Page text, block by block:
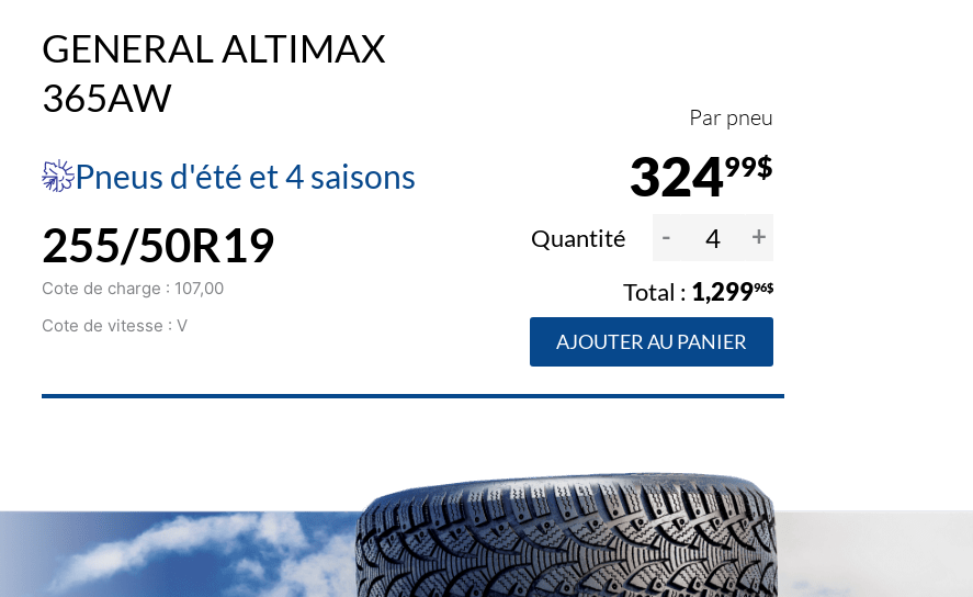
GENERAL ALTIMAX
365AW
Pneus d'été et 4 saisons
Par pneu
32499$
255/50R19
Cote de charge : 107,00
Cote de vitesse : V
Quantité - +
1,29996$
AJOUTER AU PANIER